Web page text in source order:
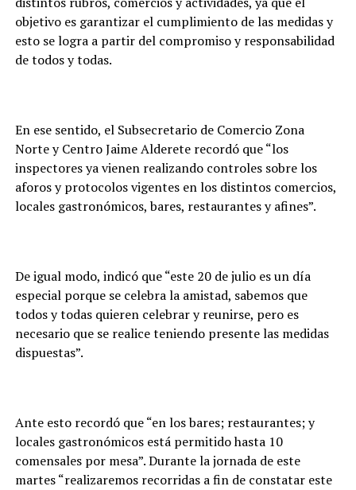
objetivo es garantizar el cumplimiento de las medidas y
esto se logra a partir del compromiso y responsabilidad
de todos y todas.
En ese sentido, el Subsecretario de Comercio Zona
Norte y Centro Jaime Alderete recordó que “los
inspectores ya vienen realizando controles sobre los
aforos y protocolos vigentes en los distintos comercios,
locales gastronómicos, bares, restaurantes y afines”.
De igual modo, indicó que “este 20 de julio es un día
especial porque se celebra la amistad, sabemos que
todos y todas quieren celebrar y reunirse, pero es
necesario que se realice teniendo presente las medidas
dispuestas”.
Ante esto recordó que “en los bares; restaurantes; y
locales gastronómicos está permitido hasta 10
comensales por mesa”. Durante la jornada de este
martes “realizaremos recorridas a fin de constatar este